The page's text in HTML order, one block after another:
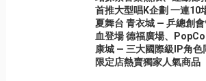
首推大型唱K企劃 一連10
夏舞台 青衣城 — 乒總創
血登場 德福廣場、
康城 — 三大國際級IP角色
限定店熱賣獨家人氣商品